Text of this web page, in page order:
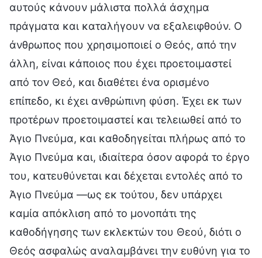
αυτούς κάνουν μάλιστα πολλά άσχημα
πράγματα και καταλήγουν να εξαλειφθούν. Ο
άνθρωπος που χρησιμοποιεί ο Θεός, από την
άλλη, είναι κάποιος που έχει προετοιμαστεί
από τον Θεό, και διαθέτει ένα ορισμένο
επίπεδο, κι έχει ανθρώπινη φύση. Έχει εκ των
προτέρων προετοιμαστεί και τελειωθεί από το
Άγιο Πνεύμα, και καθοδηγείται πλήρως από το
Άγιο Πνεύμα και, ιδιαίτερα όσον αφορά το έργο
του, κατευθύνεται και δέχεται εντολές από το
Άγιο Πνεύμα —ως εκ τούτου, δεν υπάρχει
καμία απόκλιση από το μονοπάτι της
καθοδήγησης των εκλεκτών του Θεού, διότι ο
Θεός ασφαλώς αναλαμβάνει την ευθύνη για το